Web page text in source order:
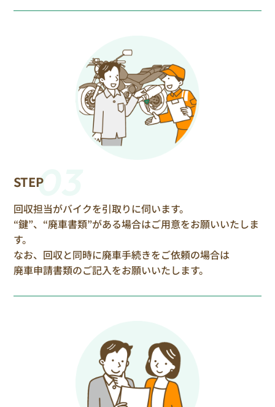
STEP03
回収担当がバイクを引取りに伺います。
“鍵”、“廃車書類”がある場合はご用意をお願いいたしま
す。
なお、回収と同時に廃車手続きをご依頼の場合は
廃車申請書類のご記入をお願いいたします。